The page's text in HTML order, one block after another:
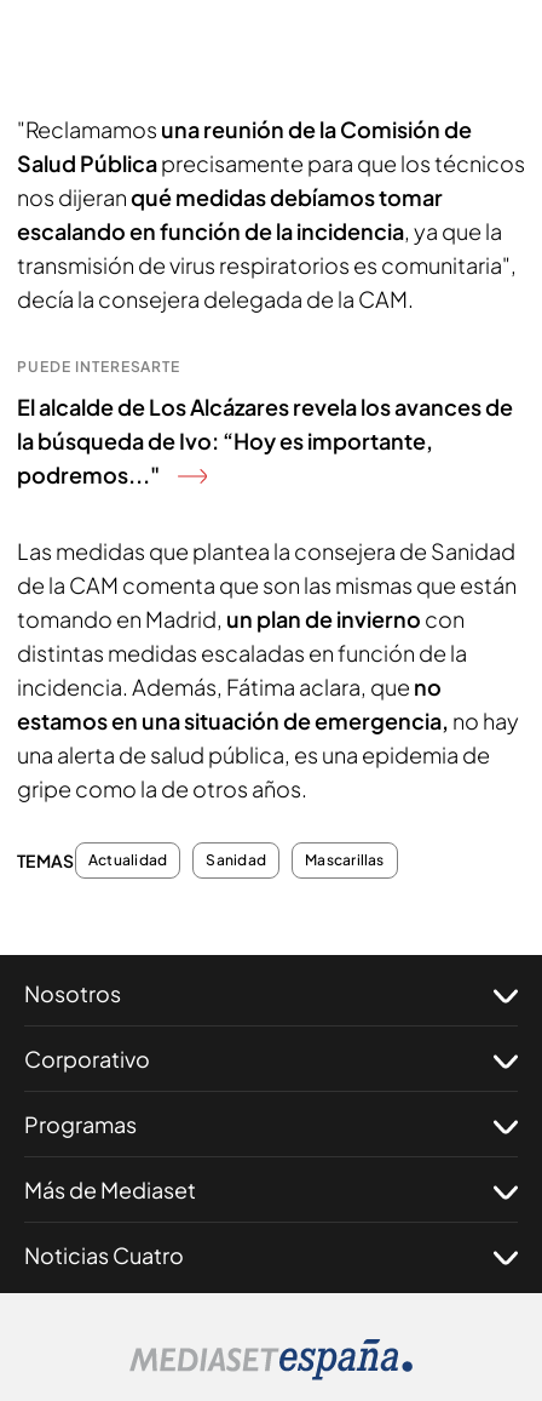
"Reclamamos una reunión de la Comisión de
Salud Públicaprecisamente para que los técnicos
nos dijeranqué medidas debíamos tomar
escalando en función de la incidencia, ya que la
transmisión de virus respiratorios es comunitaria",
decía la consejera delegada de la CAM.
PUEDE INTERESARTE
El alcalde de Los Alcázares revela los avances de
la búsqueda de Ivo: “Hoy es importante,
podremos..."
Las medidas que plantea la consejera de Sanidad
de la CAM comenta que son las mismas que están
tomando en Madrid, un plan de invierno con
distintas medidas escaladas en función de la
incidencia. Además, Fátima aclara, que no
estamos en una situación de emergencia, no hay
una alerta de salud pública, es una epidemia de
gripe como la de otros años.
TEMAS Actualidad Sanidad Mascarillas
Nosotros
Corporativo
Programas
Más de Mediaset
Noticias Cuatro